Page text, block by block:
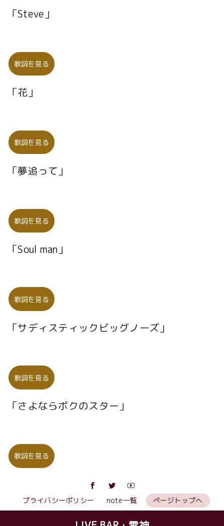
「Steve」
歌詞を見る
「花」
歌詞を見る
「夢追って」
歌詞を見る
「Soul man」
歌詞を見る
「サディスティックビッグノーズ」
歌詞を見る
「さよならボクのスター」
歌詞を見る
プライバシーポリシー note一覧 ページトップへ